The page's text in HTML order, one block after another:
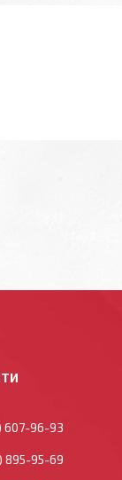
607-96-93
895-95-69